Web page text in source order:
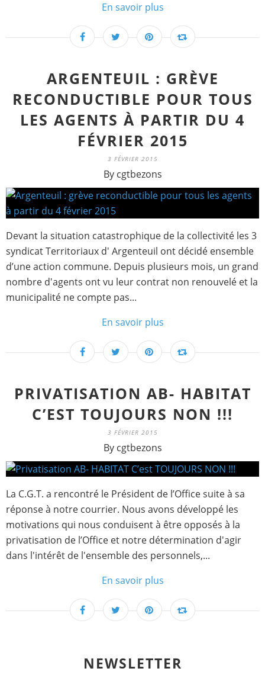
En savoir plus
ARGENTEUIL : GRÈVE
RECONDUCTIBLE POUR TOUS
LES AGENTS À PARTIR DU 4
FÉVRIER 2015
3 FÉVRIER 2015
By cgtbezons
Devant la situation catastrophique de la collectivité les 3
syndicat Territoriaux d' Argenteuil ont décidé ensemble
d’une action commune. Depuis plusieurs mois, un grand
nombre d'agents ont vu leur contrat non renouvelé et la
municipalité ne compte pas...
En savoir plus
PRIVATISATION AB- HABITAT
C’EST TOUJOURS NON !!!
3 FÉVRIER 2015
By cgtbezons
La C.G.T. a rencontré le Président de l’Office suite à sa
réponse à notre courrier. Nous avons développé les
motivations qui nous conduisent à être opposés à la
privatisation de l’Office et notre détermination d'agir
dans l'intérêt de l'ensemble des personnels,...
En savoir plus
NEWSLETTER